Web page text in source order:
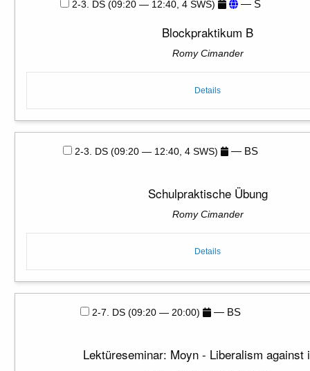
2-3. DS (09:20 — 12:40, 4 SWS) — S
Blockpraktikum B
Romy Cimander
Details
2-3. DS (09:20 — 12:40, 4 SWS) — BS
Schulpraktische Übung
Romy Cimander
Details
2-7. DS (09:20 — 20:00) — BS
Lektüreseminar: Moyn - Liberalism against